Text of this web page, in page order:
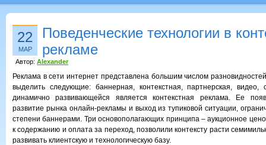
22
МАР
Поведенческие технологии в
рекламе
Автор: Alexander
Реклама в сети интернет представлена большим числом
выделить следующие: баннерная, контекстная, партнерская, видео,
динамично развивающейся является контекстная реклама. Ее
развитие рынка онлайн-рекламы и выход из тупиковой ситуации,
степени баннерами. Три основополагающих принципа – аукционное
к содержанию и оплата за переход, позволили контексту расти
развивать клиентскую и технологическую базу.